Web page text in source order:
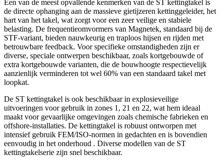
Een van de meest opvallende kenmerken van de ST kettingtakel is
de directe ophanging aan de massieve gietijzeren kettinggeleider, het
hart van het takel, wat zorgt voor een zeer veilige en stabiele
belasting. De frequentieomvormers van Magnetek, standaard bij de
STF-variant, bieden nauwkeurig en traploos hijsen en rijden met
betrouwbare feedback. Voor specifieke omstandigheden zijn er
diverse, speciale ontwerpen beschikbaar, zoals kortgebouwde of
extra kortgebouwde varianten, die de bouwhoogte respectievelijk
aanzienlijk verminderen tot wel 60% van een standaard takel met
loopkat.
De ST kettingtakel is ook beschikbaar in explosieveilige
uitvoeringen voor gebruik in zones 1, 21 en 22, wat hem ideaal
maakt voor gevaarlijke omgevingen zoals chemische fabrieken en
offshore-installaties. De kettingtakel is robuust ontworpen met
intensief gebruik FEM/ISO-normen in gedachten en is bovendien
eenvoudig in het onderhoud . Diverse modellen van de ST
kettingtakelserie zijn snel beschikbaar.